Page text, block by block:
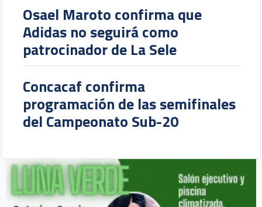
Osael Maroto confirma que
Adidas no seguirá como
patrocinador de La Sele
Concacaf confirma
programación de las semifinales
del Campeonato Sub-20